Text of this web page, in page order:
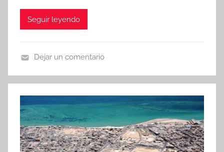
Seguir leyendo
o
t
i
c
i
a
Dejar un comentario